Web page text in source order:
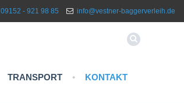
09152 - 921 98 85 info@vestner-baggerverleih.de
TRANSPORT • KONTAKT